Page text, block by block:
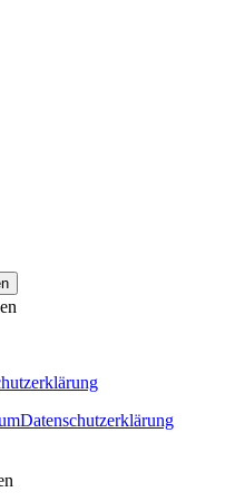
Datenschutzerklärung